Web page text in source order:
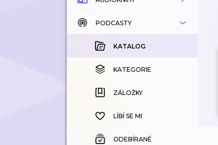
KATALOG
KOUPENÉ
KATEGORIE
ZÁLOŽKY
HISTORIE
PODCASTY
KATALOG
KATEGORIE
ZÁLOŽKY
LÍBÍ SE MI
ODEBÍRANÉ